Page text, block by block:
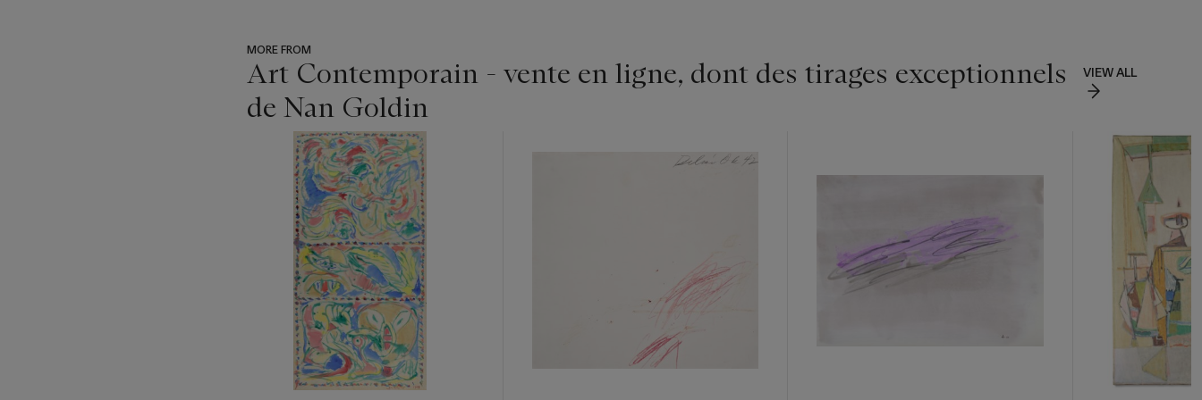
MORE FROM
Art Contemporain - vente en ligne, dont des tirages exceptionnels
de Nan Goldin
VIEW ALL
item_current_of_total_txt